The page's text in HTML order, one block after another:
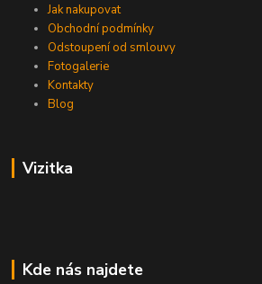
Jak nakupovat
Obchodní podmínky
Odstoupení od smlouvy
Fotogalerie
Kontakty
Blog
Vizitka
Kde nás najdete